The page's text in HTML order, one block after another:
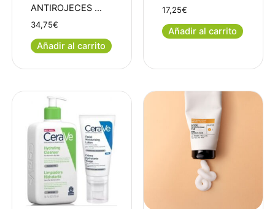
ANTIROJECES …
34,75€
Añadir al carrito
17,25€
Añadir al carrito